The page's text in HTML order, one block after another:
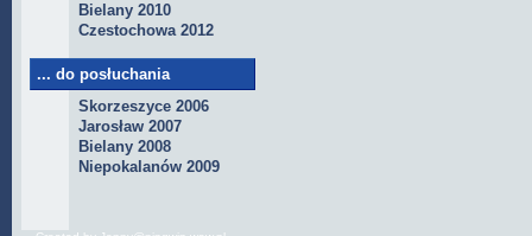
Bielany 2010
Czestochowa 2012
... do posłuchania
Skorzeszyce 2006
Jarosław 2007
Bielany 2008
Niepokalanów 2009